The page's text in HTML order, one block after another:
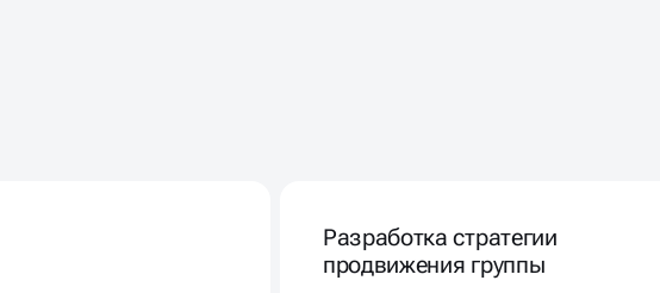
Разработка стратегии
продвижения группы